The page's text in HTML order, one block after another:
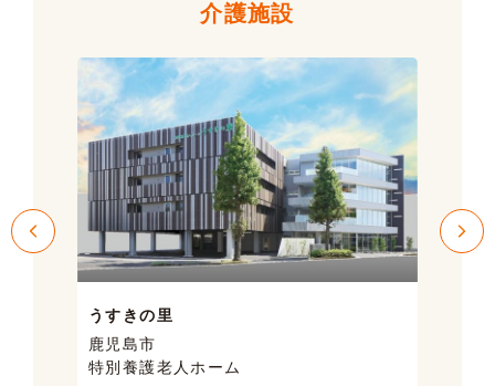
介護施設
うすきの里
鹿児島市
特別養護老人ホーム